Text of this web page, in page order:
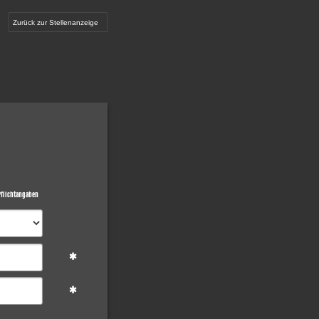
Zurück zur Stellenanzeige